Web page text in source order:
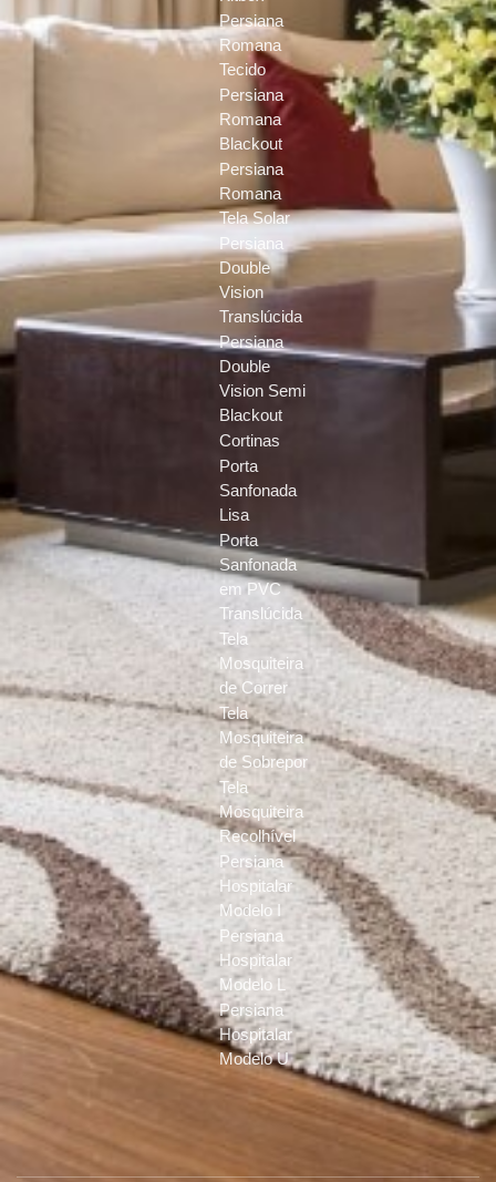
Persiana
Romana
Tecido
Persiana
Romana
Blackout
Persiana
Romana
Tela Solar
Persiana
Double
Vision
Translúcida
Persiana
Double
Vision Semi
Blackout
Cortinas
Porta
Sanfonada
Lisa
Porta
Sanfonada
em PVC
Translúcida
Tela
Mosquiteira
de Correr
Tela
Mosquiteira
de Sobrepor
Tela
Mosquiteira
Recolhível
Persiana
Hospitalar
Modelo I
Persiana
Hospitalar
Modelo L
Persiana
Hospitalar
Modelo U